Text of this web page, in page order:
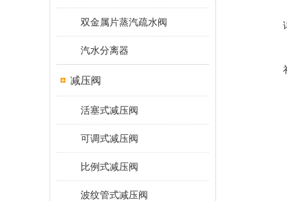
双金属片蒸汽疏水阀
汽水分离器
减压阀
活塞式减压阀
可调式减压阀
比例式减压阀
波纹管式减压阀